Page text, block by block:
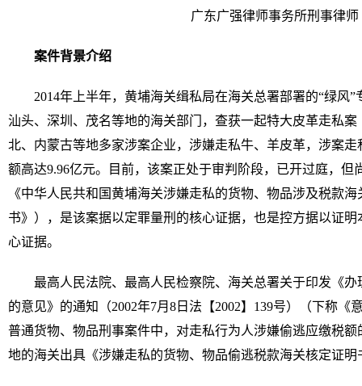
广东广强律师事务所刑事律师
案件背景介绍
2014年上半年，黄埔海关缉私局在海关总署部署的“绿风
汕头、深圳、茂名等地的海关部门，查获一起特大皮革走私案
北、内蒙古等地多家涉案企业，涉嫌走私牛、羊皮革，涉案
额高达9.96亿元。目前，该案正处于审判阶段，已开过庭，但
《中华人民共和国黄埔海关涉嫌走私的货物、物品涉及税款
书》），是该案据以定罪量刑的核心证据，也是控方据以证
心证据。
最高人民法院、最高人民检察院、海关总署关于印发《
的意见》的通知（2002年7月8日法【2002】139号）（下称《
普通货物、物品刑事案件中，对走私行为人涉嫌偷逃应缴税
地的海关出具《涉嫌走私的货物、物品偷逃税款海关核定证明